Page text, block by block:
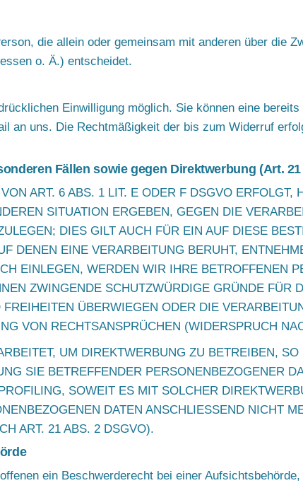
die allein oder gemeinsam mit anderen über die
o. Ä.) entscheidet.
Einwilligung möglich. Sie können eine
an uns. Die Rechtmäßigkeit der bis zum Widerruf
Fällen sowie gegen Direktwerbung (Art. 21
ART. 6 ABS. 1 LIT. E ODER F DSGVO ERFOLGT,
SITUATION ERGEBEN, GEGEN DIE
DIES GILT AUCH FÜR EIN AUF DIESE
DENEN EINE VERARBEITUNG BERUHT,
EINLEGEN, WERDEN WIR IHRE BETROFFENEN
ZWINGENDE SCHUTZWÜRDIGE GRÜNDE FÜR
ÜBERWIEGEN ODER DIE
VON RECHTSANSPRÜCHEN (WIDERSPRUCH
UM DIREKTWERBUNG ZU BETREIBEN,
SIE BETREFFENDER PERSONENBEZOGENER
SOWEIT ES MIT SOLCHER
DATEN ANSCHLIESSEND NICHT
ART. 21 ABS. 2 DSGVO).
ein Beschwerderecht bei einer